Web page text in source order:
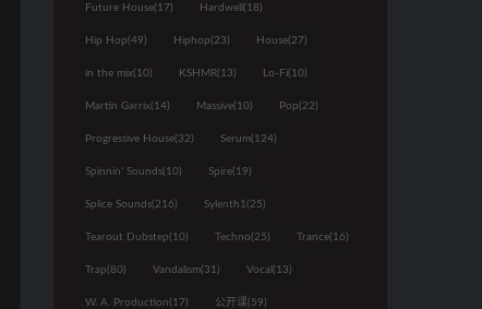
Future House(17) Hardwell (18)
Hip Hop(49) Hiphop(23) House(27)
in the mix(10) KSHMR(13) Lo-Fi(10)
Martin Garrix(14) Massive(10) Pop(22)
Progressive House(32) Serum(124)
Spinnin' Sounds(10) Spire(19)
Splice Sounds(216) Sylenth1(25)
Tearout Dubstep(10) Techno(25) Trance(16)
Trap(80) Vandalism(31) Vocal (13)
W. A. Production(17) 公开课(59)